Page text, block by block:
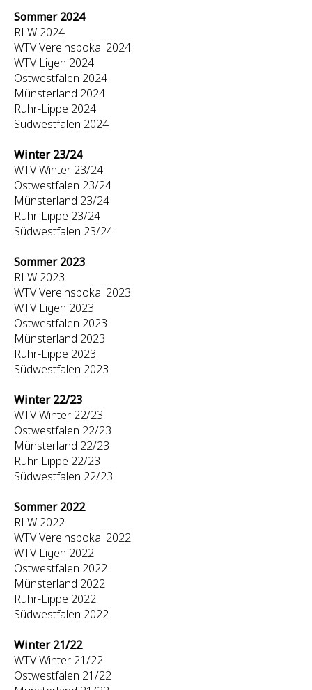
Sommer 2024
RLW 2024
WTV Vereinspokal 2024
WTV Ligen 2024
Ostwestfalen 2024
Münsterland 2024
Ruhr-Lippe 2024
Südwestfalen 2024
Winter 23/24
WTV Winter 23/24
Ostwestfalen 23/24
Münsterland 23/24
Ruhr-Lippe 23/24
Südwestfalen 23/24
Sommer 2023
RLW 2023
WTV Vereinspokal 2023
WTV Ligen 2023
Ostwestfalen 2023
Münsterland 2023
Ruhr-Lippe 2023
Südwestfalen 2023
Winter 22/23
WTV Winter 22/23
Ostwestfalen 22/23
Münsterland 22/23
Ruhr-Lippe 22/23
Südwestfalen 22/23
Sommer 2022
RLW 2022
WTV Vereinspokal 2022
WTV Ligen 2022
Ostwestfalen 2022
Münsterland 2022
Ruhr-Lippe 2022
Südwestfalen 2022
Winter 21/22
WTV Winter 21/22
Ostwestfalen 21/22